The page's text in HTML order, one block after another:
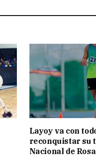
Layoy va con
reconquistar su
Nacional de